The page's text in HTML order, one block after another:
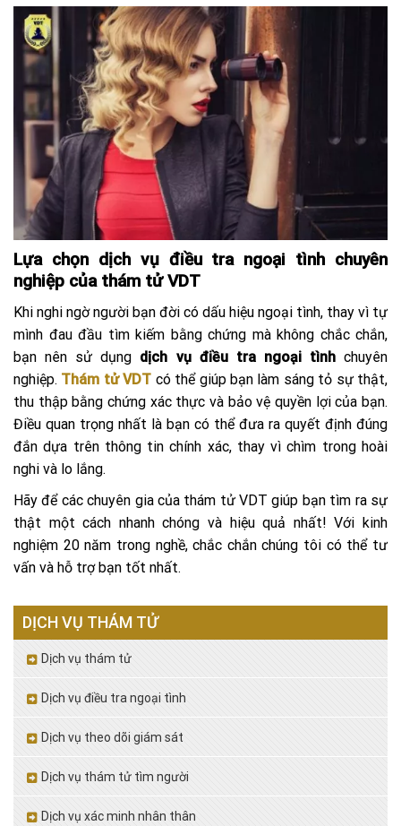
Lựa chọn dịch vụ điều tra ngoại tình chuyên
nghiệp của thám tử VDT
Khi nghi ngờ người bạn đời có dấu hiệu ngoại tình, thay vì tự
mình đau đầu tìm kiếm bằng chứng mà không chắc chắn,
bạn nên sử dụng dịch vụ điều tra ngoại tìnhchuyên
nghiệp. Thám tử VDT có thể giúp bạn làm sáng tỏ sự thật,
thu thập bằng chứng xác thực và bảo vệ quyền lợi của bạn.
Điều quan trọng nhất là bạn có thể đưa ra quyết định đúng
đắn dựa trên thông tin chính xác, thay vì chìm trong hoài
nghi và lo lắng.
Hãy để các chuyên gia của thám tử VDT giúp bạn tìm ra sự
thật một cách nhanh chóng và hiệu quả nhất! Với kinh
nghiệm 20 năm trong nghề, chắc chắn chúng tôi có thể tư
vấn và hỗ trợ bạn tốt nhất.
DỊCH VỤ THÁM TỬ
Dịch vụ thám tử
Dịch vụ điều tra ngoại tình
Dịch vụ theo dõi giám sát
Dịch vụ thám tử tìm người
Dịch vụ xác minh nhân thân